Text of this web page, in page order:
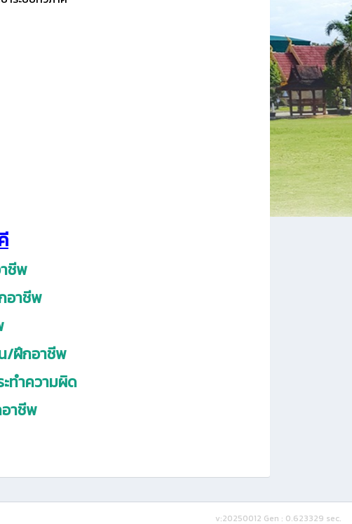
ชีพ
อาชีพ
/ฝึกอาชีพ
ทำความผิด
าชีพ
v:20250012 Gen : 0.623329 sec.